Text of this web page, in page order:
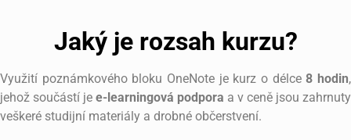
Jaký je rozsah kurzu?
Využití poznámkového bloku OneNote je kurz o délce8 hodin,
jehož součástí je e-learningová podpora a v ceně jsou zahrnuty
veškeré studijní materiály a drobné občerstvení.